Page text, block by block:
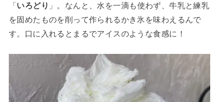
「 いろどり 」。なんと、水を一滴も使わず、牛乳と練乳
を固めたものを削って作られるかき氷を味わえるんで
す。口に入れるとまるでアイスのような食感に！